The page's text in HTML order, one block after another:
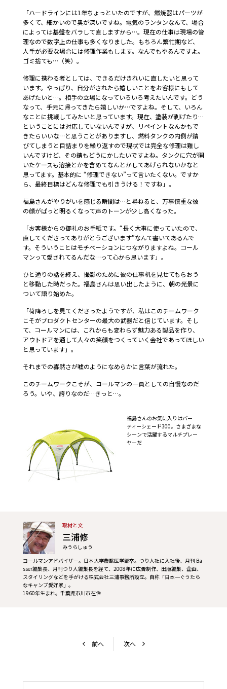
「ハードラインには1年ちょっといたのですが、燃焼器はパーツが
多くて、細かいので奥が深いですね。電気のランタンなんて、場合
によっては基盤をバラして直しますから…。現在の仕事は現場の管
理なので数字上の仕事も多くなりました。もちろん繁忙期など、
人手が必要な場合には修理作業もします。なんでもやるんですよ。
ゴミ捨ても…（笑）。
修理に携わる者としては、できるだけきれいに直したいと思って
います。やっぱり、自分がされたら嬉しいことをお客様にもして
あげたいと…。相手の立場になっていろいろ考えたいんです。どう
なって、手元に帰ってきたら嬉しいか…ですよね。そして、いろん
なことに挑戦してみたいと思っています。現在、塗装が剥げたり…
ということには対応していないんですが、リペイントなんかもで
きたらいいな…と思うことがありますし、燃料タンクの内側が錆
びてしまうと目詰まりを繰り返すので現状では完全な修理は難し
いんですけど、その錆もどうにかしたいですよね。タンクに穴が開
いたケースも溶接とかを含めてなんとかしてあげられないかなと
思ってます。基本的に “修理できない”って言いたくない。ですか
ら、最終目標はどんな修理でも引きうける！ですね」。
福島さんがやりがいを感じる瞬間は…と尋ねると、万事慎重な彼
の顔がぱっと明るくなって声のトーンが少し高くなった。
「お客様からの御礼のお手紙です。“長く大事に使っていたので、
直してくださってありがとうございます”なんて書いてあるんで
す。そういうことはモチベーションにつながりますよね。コール
マンって愛されてるんだな…って心から思います」。
ひと通りの話を終え、撮影のために彼の仕事机を見せてもらおう
と移動した時だった。福島さんは思い出したように、朝の光景に
ついて語り始めた。
「荷降ろしを見てくださったようですが、私はこのチームワーク
こそがプロダクトセンターの最大の武器だと信じています。そし
て、コールマンには、これからも変わらず魅力ある製品を作り、
アウトドアを通して人々の笑顔をつくっていく会社であってほしい
と思っています」。
それまでの寡黙さが嘘のようになめらかに言葉が流れた。
このチームワークこそが、コールマンの一員としての自慢なのだ
ろう。いや、誇りなのだ…きっと…。
福島さんのお気に入りはパー
ティーシェード300。さまざまな
シーンで活躍するマルチプレー
ヤーだ
取材と文
三浦修
みうらしゅう
コールマンアドバイザー。日本大学農獣医学部卒。つり人社に入社後、月刊 Ba
sser編集長、月刊つり人編集長を経て、2008年に広告制作、出版編集、企画、
スタイリングなどを手がける株式会社三浦事務所設立。自称「日本一ぐうたら
なキャンプ愛好家」。
1960年生まれ。千葉県市川市在住
前へ 次へ